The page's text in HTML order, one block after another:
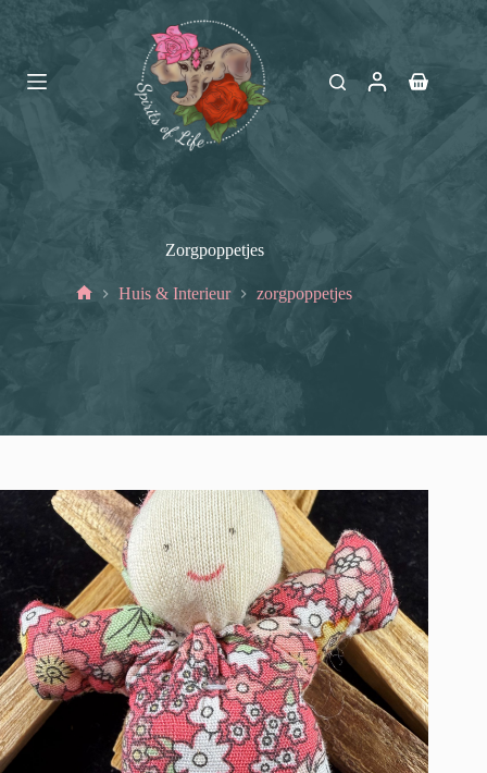
Zorgpoppetjes
Huis & Interieur zorgpoppetjes